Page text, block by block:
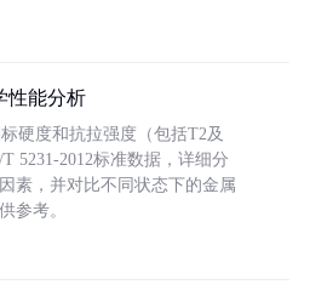
性能分析
硬度和抗拉强度（包括T2及
5231-2012标准数据，详细分
素，并对比不同状态下的金属
参考。